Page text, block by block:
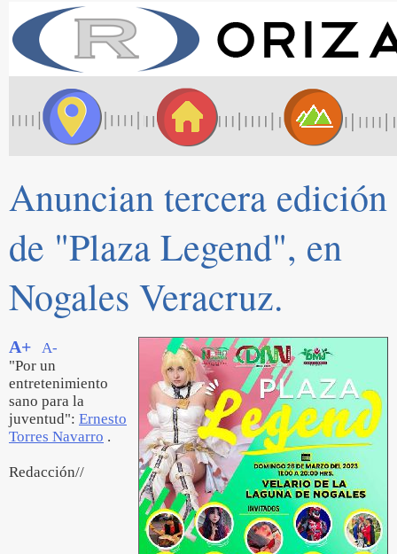
Anuncian tercera edición
de "Plaza Legend", en
Nogales Veracruz.
A+
A-
"Por un
entretenimiento
sano para la
juventud": Ernesto
Torres Navarro .
Redacción//